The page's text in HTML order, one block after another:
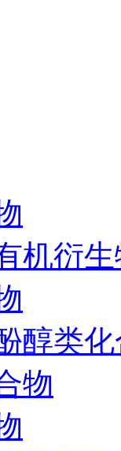
机衍
醇类
物